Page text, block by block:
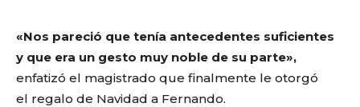
«Nos pareció que tenía antecedentes suficientes
y que era un gesto muy noble de su parte»,
enfatizó el magistrado que finalmente le otorgó
el regalo de Navidad a Fernando.